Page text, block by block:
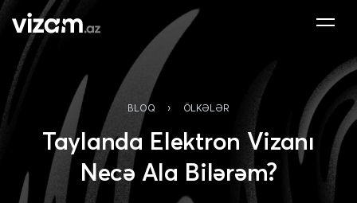
BLOQ › ÖLKƏLƏR
Taylanda Elektron Vizanı
Necə Ala Bilərəm?